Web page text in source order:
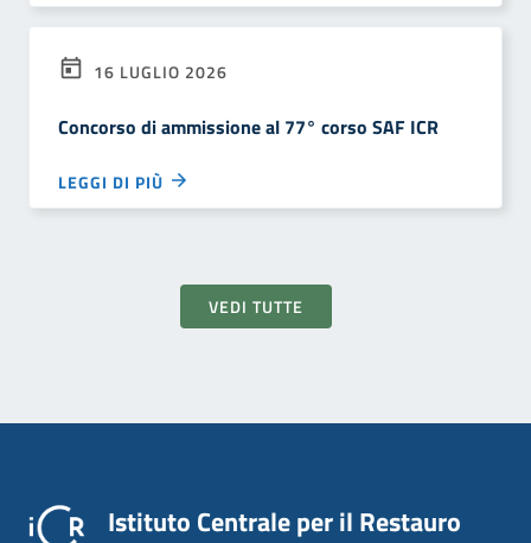
16 LUGLIO 2026
Concorso di ammissione al 77° corso SAF ICR
LEGGI DI PIÙ
VEDI TUTTE
Istituto Centrale per il Restauro